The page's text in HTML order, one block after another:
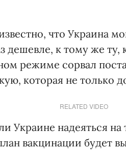
что Украина
дешевле, к тому же ту,
режиме сорвал
которая не только
RELATED VIDEO
Украине надеяться
вакцинации будет